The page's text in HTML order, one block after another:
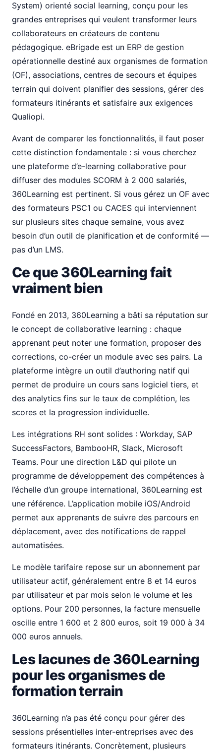
System) orienté social learning, conçu pour les
grandes entreprises qui veulent transformer leurs
collaborateurs en créateurs de contenu
pédagogique. eBrigade est un ERP de gestion
opérationnelle destiné aux organismes de formation
(OF), associations, centres de secours et équipes
terrain qui doivent planifier des sessions, gérer des
formateurs itinérants et satisfaire aux exigences
Qualiopi.
Avant de comparer les fonctionnalités, il faut poser
cette distinction fondamentale : si vous cherchez
une plateforme d’e-learning collaborative pour
diffuser des modules SCORM à 2 000 salariés,
360Learning est pertinent. Si vous gérez un OF avec
des formateurs PSC1 ou CACES qui interviennent
sur plusieurs sites chaque semaine, vous avez
besoin d’un outil de planification et de conformité —
pas d’un LMS.
Ce que 360Learning fait
vraiment bien
Fondé en 2013, 360Learning a bâti sa réputation sur
le concept de collaborative learning : chaque
apprenant peut noter une formation, proposer des
corrections, co-créer un module avec ses pairs. La
plateforme intègre un outil d’authoring natif qui
permet de produire un cours sans logiciel tiers, et
des analytics fins sur le taux de complétion, les
scores et la progression individuelle.
Les intégrations RH sont solides : Workday, SAP
SuccessFactors, BambooHR, Slack, Microsoft
Teams. Pour une direction L&D qui pilote un
programme de développement des compétences à
l’échelle d’un groupe international, 360Learning est
une référence. L’application mobile iOS/Android
permet aux apprenants de suivre des parcours en
déplacement, avec des notifications de rappel
automatisées.
Le modèle tarifaire repose sur un abonnement par
utilisateur actif, généralement entre 8 et 14 euros
par utilisateur et par mois selon le volume et les
options. Pour 200 personnes, la facture mensuelle
oscille entre 1 600 et 2 800 euros, soit 19 000 à 34
000 euros annuels.
Les lacunes de 360Learning
pour les organismes de
formation terrain
360Learning n’a pas été conçu pour gérer des
sessions présentielles inter-entreprises avec des
formateurs itinérants. Concrètement, plusieurs